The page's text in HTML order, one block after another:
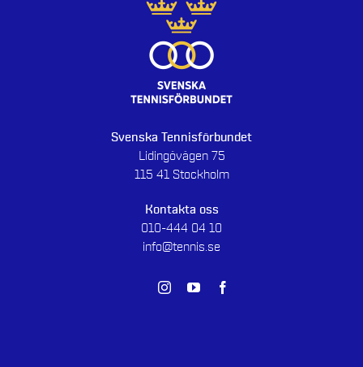
Svenska Tennisförbundet
Lidingövägen 75
115 41 Stockholm
Kontakta oss
010-444 04 10
info@tennis.se